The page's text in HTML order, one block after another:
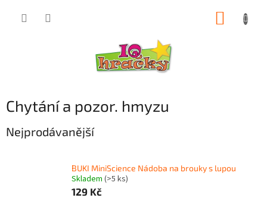
Chytání a pozor. hmyzu
Nejprodávanější
BUKI MiniScience Nádoba na brouky s lupou
Skladem (>5 ks)
129 Kč